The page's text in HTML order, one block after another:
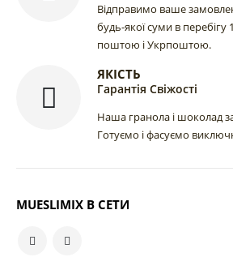
Відправимо ваше
будь-якої суми в перебігу
поштою і Укрпоштою.
ЯКІСТЬ
Гарантія Свіжості
Наша гранола і шоколад
Готуємо і фасуємо
MUESLIMIX В СЕТИ